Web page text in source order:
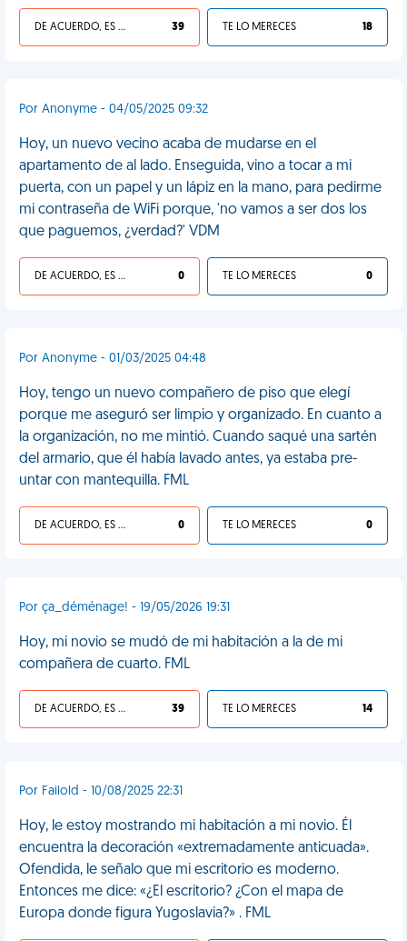
DE ACUERDO, ES UNA VIDA HP 39 TE LO MERECES 18
Por Anonyme - 04/05/2025 09:32
Hoy, un nuevo vecino acaba de mudarse en el
apartamento de al lado. Enseguida, vino a tocar a mi
puerta, con un papel y un lápiz en la mano, para pedirme
mi contraseña de WiFi porque, 'no vamos a ser dos los
que paguemos, ¿verdad?' VDM
DE ACUERDO, ES UNA VIDA HP 0 TE LO MERECES 0
Por Anonyme - 01/03/2025 04:48
Hoy, tengo un nuevo compañero de piso que elegí
porque me aseguró ser limpio y organizado. En cuanto a
la organización, no me mintió. Cuando saqué una sartén
del armario, que él había lavado antes, ya estaba pre-
untar con mantequilla. FML
DE ACUERDO, ES UNA VIDA HP 0 TE LO MERECES 0
Por ça_déménage! - 19/05/2026 19:31
Hoy, mi novio se mudó de mi habitación a la de mi
compañera de cuarto. FML
DE ACUERDO, ES UNA VIDA HP 39 TE LO MERECES 14
Por Failold - 10/08/2025 22:31
Hoy, le estoy mostrando mi habitación a mi novio. Él
encuentra la decoración «extremadamente anticuada».
Ofendida, le señalo que mi escritorio es moderno.
Entonces me dice: «¿El escritorio? ¿Con el mapa de
Europa donde figura Yugoslavia?» . FML